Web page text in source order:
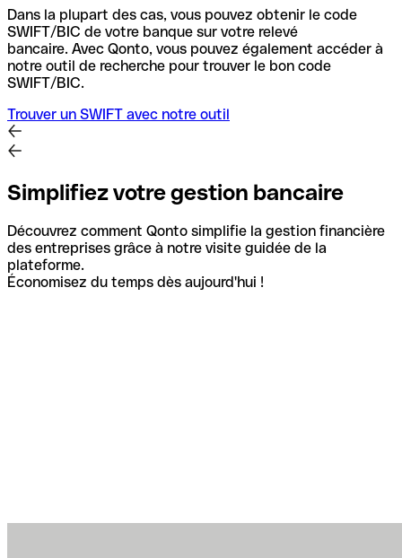
Dans la plupart des cas, vous pouvez obtenir le code
SWIFT/BIC de votre banque sur votre relevé
bancaire. Avec Qonto, vous pouvez également accéder à
notre outil de recherche pour trouver le bon code
SWIFT/BIC.
Trouver un SWIFT avec notre outil
Simplifiez votre gestion bancaire
Découvrez comment Qonto simplifie la gestion financière
des entreprises grâce à notre visite guidée de la
plateforme.
Économisez du temps dès aujourd'hui !